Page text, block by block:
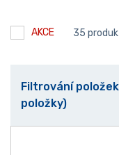
AKCE 35
Filtrování
položky)